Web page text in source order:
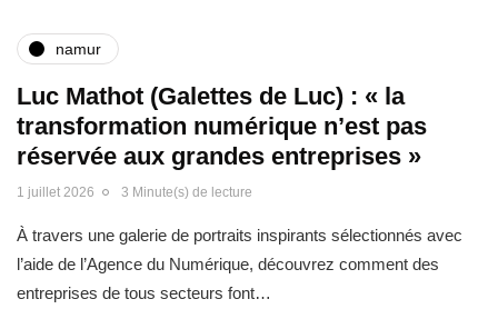
namur
Luc Mathot (Galettes de Luc) : « la
transformation numérique n’est pas
réservée aux grandes entreprises »
1 juillet 2026 3 Minute(s) de lecture
À travers une galerie de portraits inspirants sélectionnés avec
l’aide de l’Agence du Numérique, découvrez comment des
entreprises de tous secteurs font…